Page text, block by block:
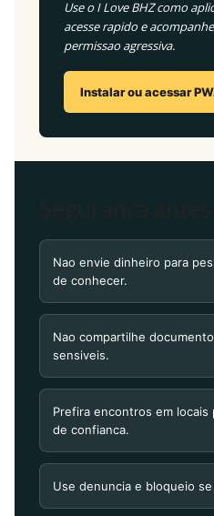
Use o I Love BHZ como
acesse rapido e
permissao agressiva.
Instalar ou acessar
Nao envie dinheiro para
de conhecer.
Nao compartilhe
sensiveis.
Prefira encontros em locais
de confianca.
Use denuncia e bloqueio